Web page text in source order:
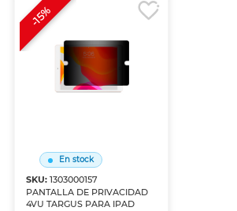
En stock
SKU:1303000157
PANTALLA DE PRIVACIDAD
4VU TARGUS PARA IPAD
-15%